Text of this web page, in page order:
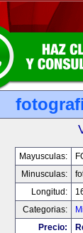
Mayusculas:
Minusculas:
Longitud:
Categorias:
Precio: